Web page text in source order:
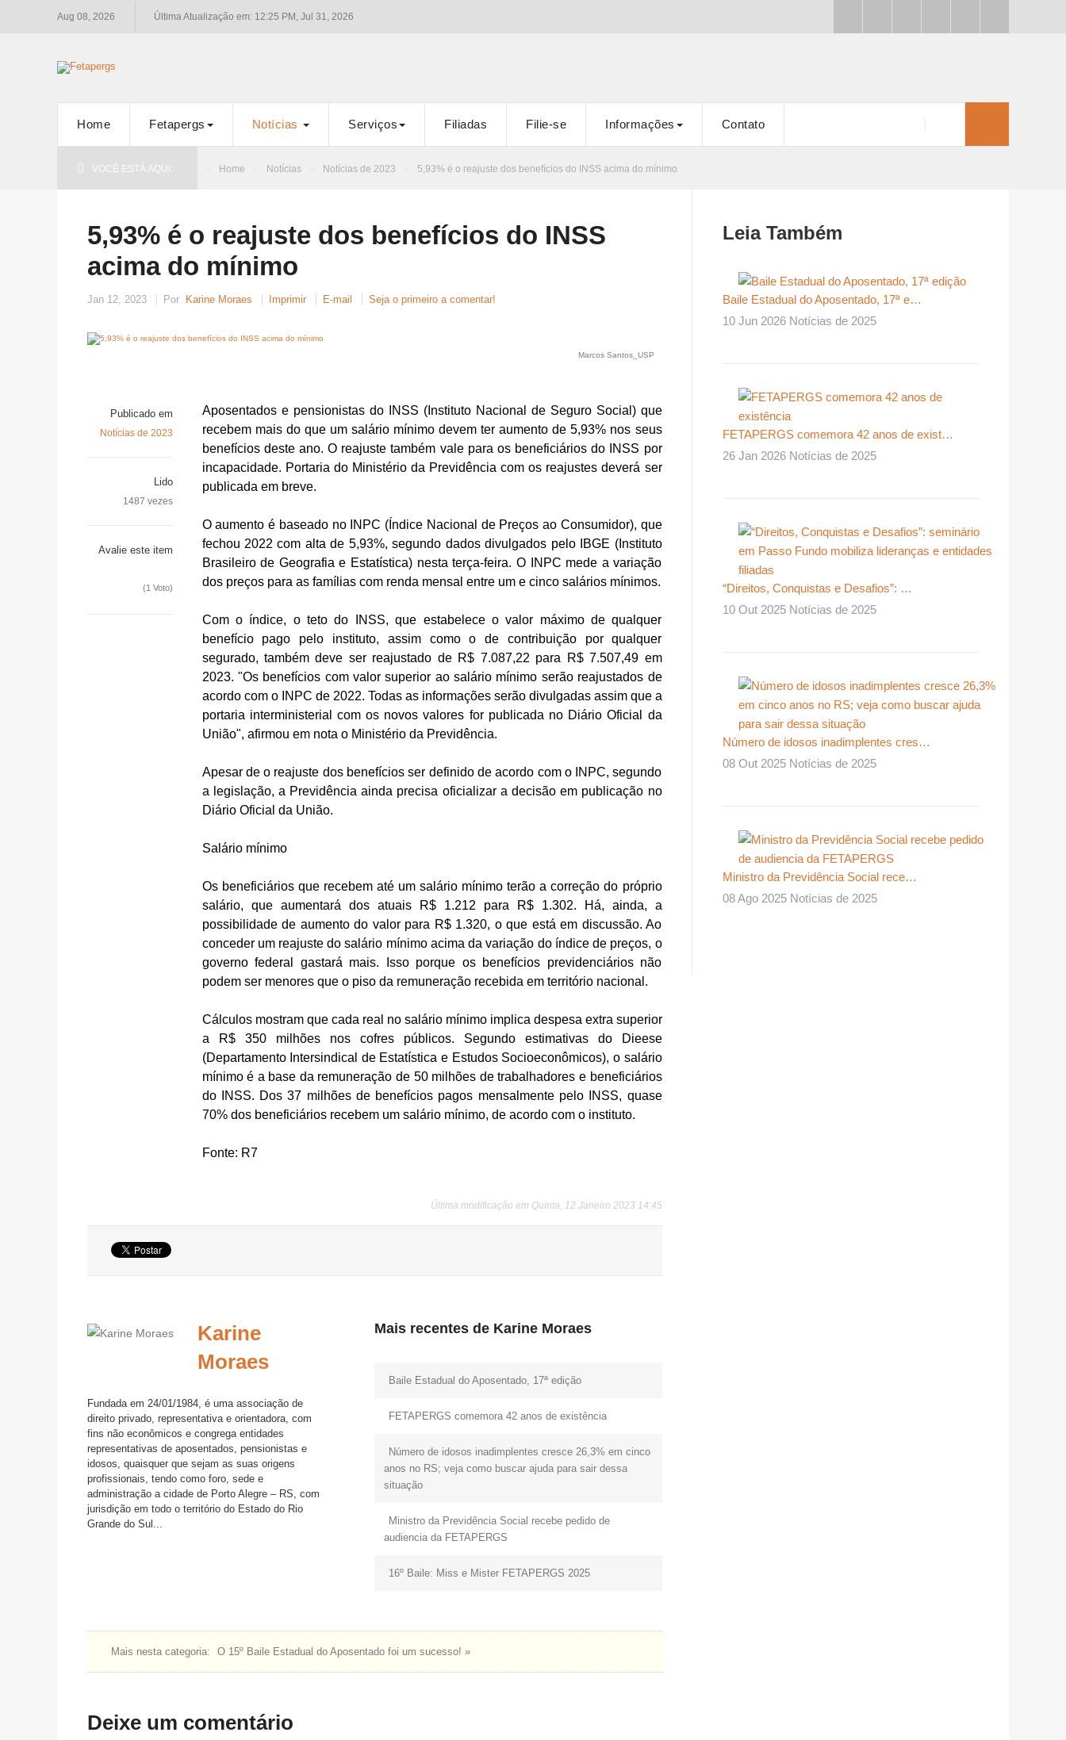
Aug 08, 2026 Última Atualização em: 12:25 PM, Jul 31, 2026
Home Fetapergs Notícias Serviços Filiadas Filie-se Informações Contato
VOCÊ ESTÁ AQUI: Home Notícias Notícias de 2023 5,93% é o reajuste dos benefícios do INSS acima do mínimo
5,93% é o reajuste dos benefícios do INSS
acima do mínimo
Jan 12, 2023 Por Karine Moraes Imprimir E-mail Seja o primeiro a comentar!
Marcos Santos_USP
Publicado em
Notícias de 2023
Lido
1487 vezes
Avalie este item
(1 Voto)
Aposentados e pensionistas do INSS (Instituto Nacional de Seguro Social) que
recebem mais do que um salário mínimo devem ter aumento de 5,93% nos seus
benefícios deste ano. O reajuste também vale para os beneficiários do INSS por
incapacidade. Portaria do Ministério da Previdência com os reajustes deverá ser
publicada em breve.
O aumento é baseado no INPC (Índice Nacional de Preços ao Consumidor), que
fechou 2022 com alta de 5,93%, segundo dados divulgados pelo IBGE (Instituto
Brasileiro de Geografia e Estatística) nesta terça-feira. O INPC mede a variação
dos preços para as famílias com renda mensal entre um e cinco salários mínimos.
Com o índice, o teto do INSS, que estabelece o valor máximo de qualquer
benefício pago pelo instituto, assim como o de contribuição por qualquer
segurado, também deve ser reajustado de R$ 7.087,22 para R$ 7.507,49 em
2023. "Os benefícios com valor superior ao salário mínimo serão reajustados de
acordo com o INPC de 2022. Todas as informações serão divulgadas assim que a
portaria interministerial com os novos valores for publicada no Diário Oficial da
União", afirmou em nota o Ministério da Previdência.
Apesar de o reajuste dos benefícios ser definido de acordo com o INPC, segundo
a legislação, a Previdência ainda precisa oficializar a decisão em publicação no
Diário Oficial da União.
Salário mínimo
Os beneficiários que recebem até um salário mínimo terão a correção do próprio
salário, que aumentará dos atuais R$ 1.212 para R$ 1.302. Há, ainda, a
possibilidade de aumento do valor para R$ 1.320, o que está em discussão. Ao
conceder um reajuste do salário mínimo acima da variação do índice de preços, o
governo federal gastará mais. Isso porque os benefícios previdenciários não
podem ser menores que o piso da remuneração recebida em território nacional.
Cálculos mostram que cada real no salário mínimo implica despesa extra superior
a R$ 350 milhões nos cofres públicos. Segundo estimativas do Dieese
(Departamento Intersindical de Estatística e Estudos Socioeconômicos), o salário
mínimo é a base da remuneração de 50 milhões de trabalhadores e beneficiários
do INSS. Dos 37 milhões de benefícios pagos mensalmente pelo INSS, quase
70% dos beneficiários recebem um salário mínimo, de acordo com o instituto.
Fonte: R7
Última modificação em Quinta, 12 Janeiro 2023 14:45
Karine
Moraes
Fundada em 24/01/1984, é uma associação de
direito privado, representativa e orientadora, com
fins não econômicos e congrega entidades
representativas de aposentados, pensionistas e
idosos, quaisquer que sejam as suas origens
profissionais, tendo como foro, sede e
administração a cidade de Porto Alegre – RS, com
jurisdição em todo o território do Estado do Rio
Grande do Sul...
Mais recentes de Karine Moraes
Baile Estadual do Aposentado, 17ª edição
FETAPERGS comemora 42 anos de existência
Número de idosos inadimplentes cresce 26,3% em cinco
anos no RS; veja como buscar ajuda para sair dessa
situação
Ministro da Previdência Social recebe pedido de
audiencia da FETAPERGS
16º Baile: Miss e Mister FETAPERGS 2025
Mais nesta categoria: O 15º Baile Estadual do Aposentado foi um sucesso! »
Deixe um comentário
Leia Também
Baile Estadual do Aposentado, 17ª e…
10 Jun 2026 Notícias de 2025
FETAPERGS comemora 42 anos de exist…
26 Jan 2026 Notícias de 2025
“Direitos, Conquistas e Desafios”: …
10 Out 2025 Notícias de 2025
Número de idosos inadimplentes cres…
08 Out 2025 Notícias de 2025
Ministro da Previdência Social rece…
08 Ago 2025 Notícias de 2025